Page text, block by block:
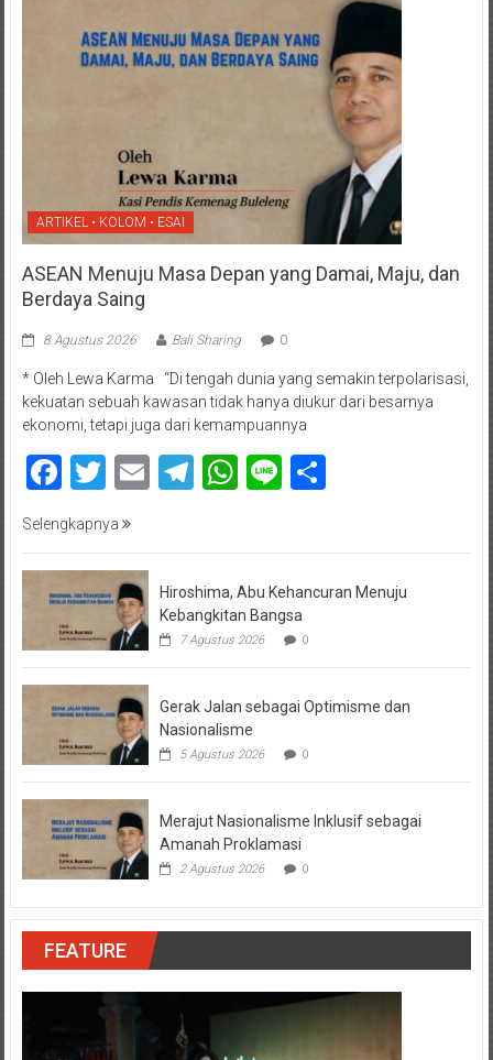
ARTIKEL • KOLOM • ESAI
ASEAN Menuju Masa Depan yang Damai, Maju, dan
Berdaya Saing
8 Agustus 2026 Bali Sharing 0
* Oleh Lewa Karma “Di tengah dunia yang semakin terpolarisasi,
kekuatan sebuah kawasan tidak hanya diukur dari besarnya
ekonomi, tetapi juga dari kemampuannya
Facebook
Twitter
EmailTelegram
WhatsApp
LineShare
Selengkapnya
Hiroshima, Abu Kehancuran Menuju
Kebangkitan Bangsa
7 Agustus 2026 0
Gerak Jalan sebagai Optimisme dan
Nasionalisme
5 Agustus 2026 0
Merajut Nasionalisme Inklusif sebagai
Amanah Proklamasi
2 Agustus 2026 0
FEATURE